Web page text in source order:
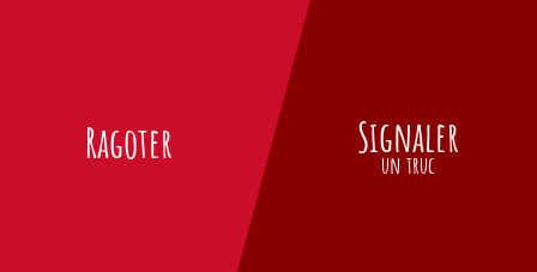
Ragoter Signaler
un truc